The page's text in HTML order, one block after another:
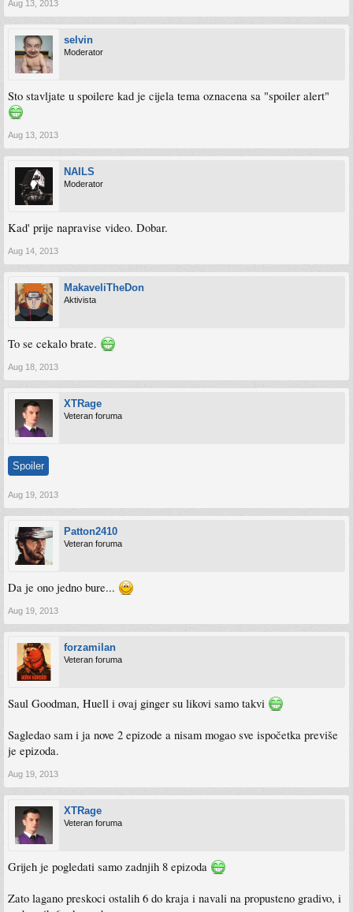
Aug 13, 2013
selvin
Moderator
Sto stavljate u spoilere kad je cijela tema oznacena sa "spoiler alert"
Aug 13, 2013
NAILS
Moderator
Kad' prije napravise video. Dobar.
Aug 14, 2013
MakaveliTheDon
Aktivista
To se cekalo brate.
Aug 18, 2013
XTRage
Veteran foruma
Spoiler
Aug 19, 2013
Patton2410
Veteran foruma
Da je ono jedno bure...
Aug 19, 2013
forzamilan
Veteran foruma
Saul Goodman, Huell i ovaj ginger su likovi samo takvi
Sagledao sam i ja nove 2 epizode a nisam mogao sve ispočetka previše
je epizoda.
Aug 19, 2013
XTRage
Veteran foruma
Grijeh je pogledati samo zadnjih 8 epizoda
Zato lagano preskoci ostalih 6 do kraja i navali na propusteno gradivo, i